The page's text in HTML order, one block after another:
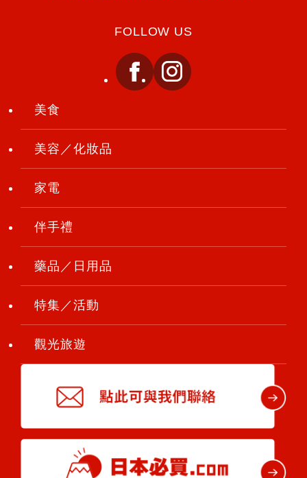
FOLLOW US
美食
美容／化妝品
家電
伴手禮
藥品／日用品
特集／活動
觀光旅遊